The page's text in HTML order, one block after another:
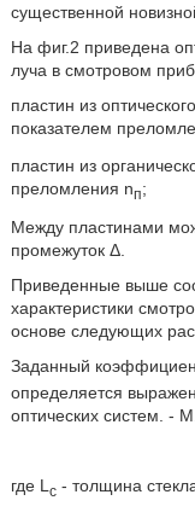
существенной
На фиг.2 приведена
луча в смотровом
пластин из
показателем
пластин из
преломления nп;
Между пластинами
промежуток Δ.
Приведенные выше
характеристики
основе следующих
Заданный
определяется
оптических систем. -
где L c- толщина